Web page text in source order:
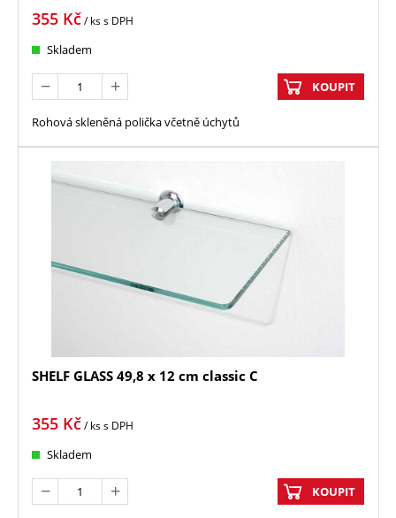
355 Kč/ kss DPH
Skladem
KOUPIT
Rohová skleněná polička včetně úchytů
SHELF GLASS 49,8 x 12 cm classic C
355 Kč/ kss DPH
Skladem
KOUPIT